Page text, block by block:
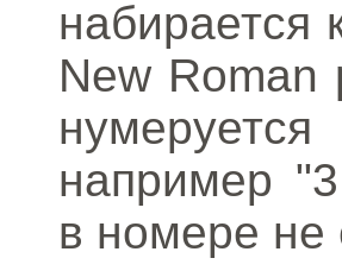
New Roman
например
в номере не